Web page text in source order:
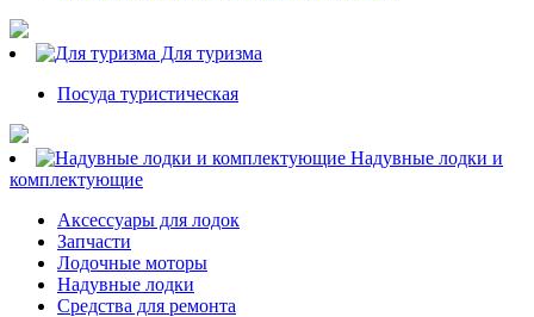
Для туризма
Посуда туристическая
Надувные лодки и
комплектующие
Аксессуары для лодок
Запчасти
Лодочные моторы
Надувные лодки
Средства для ремонта